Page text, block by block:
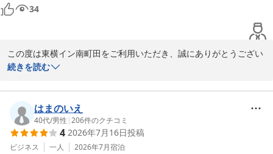
34
この度は東横イン南町田をご利用いただき、誠にありがとうござい
ます。
今回で2回目のご利用とのこと、再び当ホテルをお選びいただきま
したこと、心より御礼申し上げます。
しかしながら、お部屋の椅子につきまして、座面に黒い汚れのよう
なものがあり、ご使用いただけなかったとのことで、大変申し訳ご
続きを読む
はまのいえ
40代/男性 |206件のクチコミ
4 2026年7月16日投稿
ビジネス 一人 2026年7月宿泊